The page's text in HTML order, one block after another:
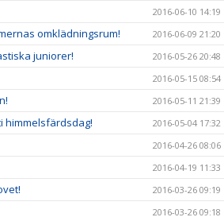
2016-06-10 14:19
omklädningsrum! 2016-06-09 21:20
juniorer! 2016-05-26 20:48
2016-05-15 08:54
2016-05-11 21:39
himmelsfärdsdag! 2016-05-04 17:32
2016-04-26 08:06
2016-04-19 11:33
2016-03-26 09:19
2016-03-26 09:18